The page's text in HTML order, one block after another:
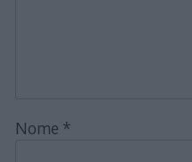
Nome *